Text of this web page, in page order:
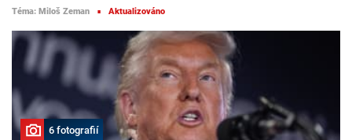
Téma: Miloš Zeman ■ Aktualizováno
6 fotografií